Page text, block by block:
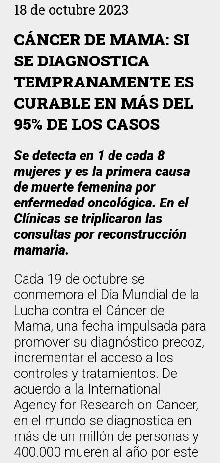
18 de octubre 2023
CÁNCER DE MAMA: SI
SE DIAGNOSTICA
TEMPRANAMENTE ES
CURABLE EN MÁS DEL
95% DE LOS CASOS
Se detecta en 1 de cada 8
mujeres y es la primera causa
de muerte femenina por
enfermedad oncológica. En el
Clínicas se triplicaron las
consultas por reconstrucción
mamaria.
Cada 19 de octubre se
conmemora el Día Mundial de la
Lucha contra el Cáncer de
Mama, una fecha impulsada para
promover su diagnóstico precoz,
incrementar el acceso a los
controles y tratamientos. De
acuerdo a la International
Agency for Research on Cancer,
en el mundo se diagnostica en
más de un millón de personas y
400.000 mueren al año por este